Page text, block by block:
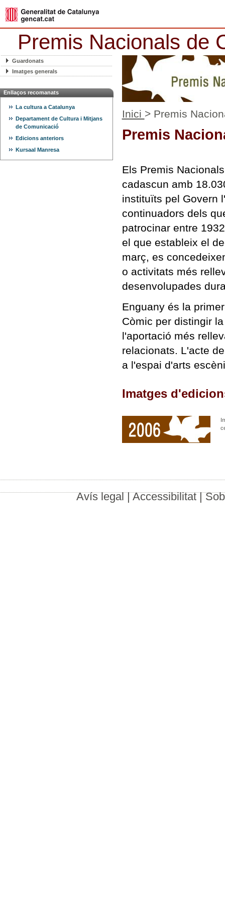
Premis Nacionals de
Guardonats
Imatges generals
Enllaços recomanats
La cultura a Catalunya
Departament de Cultura i Mitjans
de Comunicació
Edicions anteriors
Kursaal Manresa
Inici > Premis
Premis
Els Premis
cadascun amb
instituïts pel Govern
continuadors dels
patrocinar entre
el que estableix el
març, es
o activitats més
desenvolupades
Enguany és la
Còmic per distingir
l'aportació més
relacionats. L'acte
a l'espai d'arts
Imatges
Avís legal|Accessibilitat|